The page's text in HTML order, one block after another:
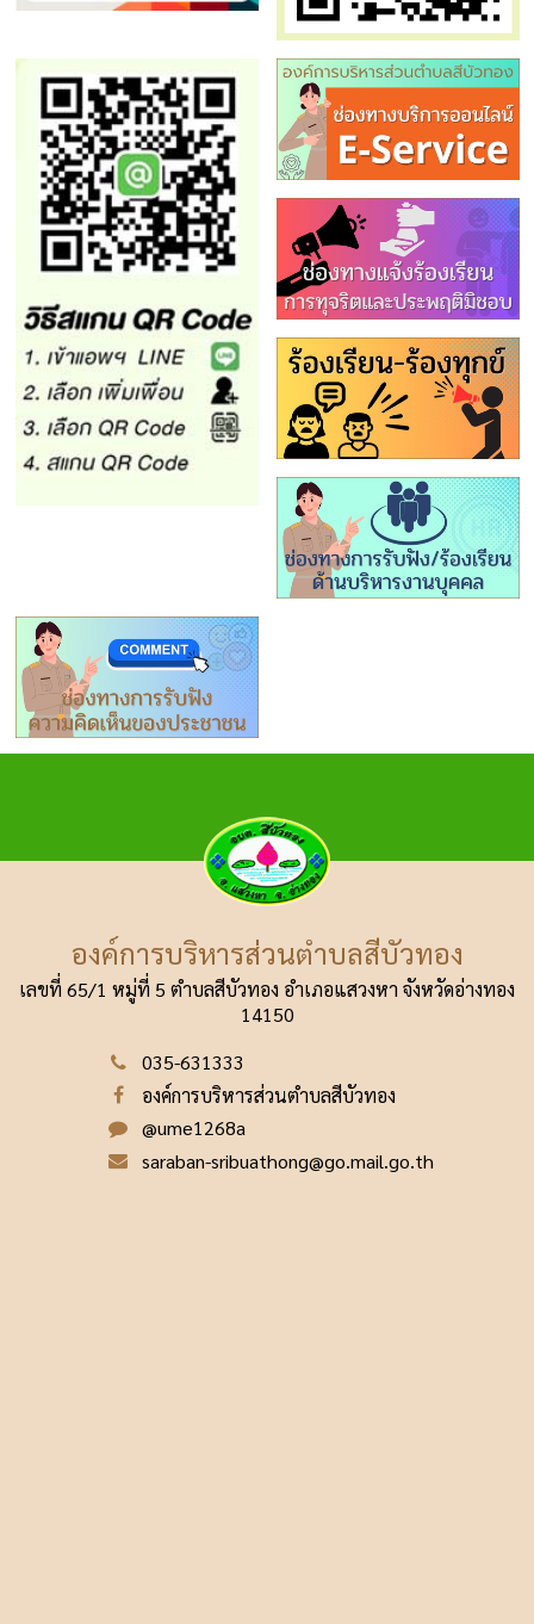
องค์การบริหารส่วนตำบลสีบัวทอง
เลขที่ 65/1 หมู่ที่ 5 ตำบลสีบัวทอง อำเภอแสวงหา จังหวัดอ่างทอง
14150
035-631333
องค์การบริหารส่วนตำบลสีบัวทอง
@ume1268a
saraban-sribuathong@go.mail.go.th